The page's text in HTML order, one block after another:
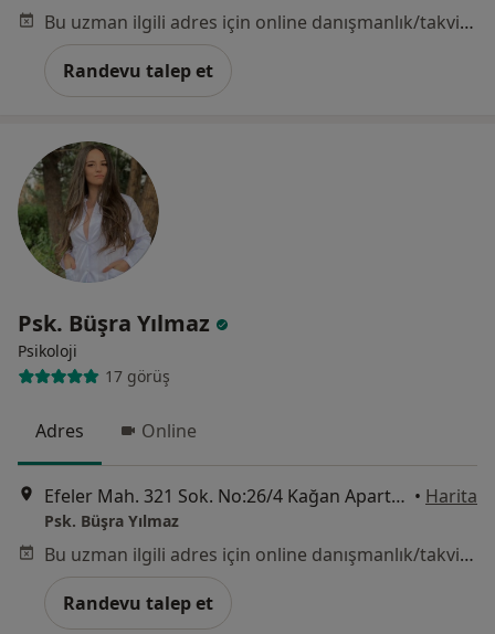
Bu uzman ilgili adres için online danışmanlık/takvim sunmuyor.
Randevu talep et
Psk. Büşra Yılmaz
Psikoloji
17 görüş
Adres Online
Efeler Mah. 321 Sok. No:26/4 Kağan Apartmanı, İzmir • Harita
Psk. Büşra Yılmaz
Bu uzman ilgili adres için online danışmanlık/takvim sunmuyor.
Randevu talep et